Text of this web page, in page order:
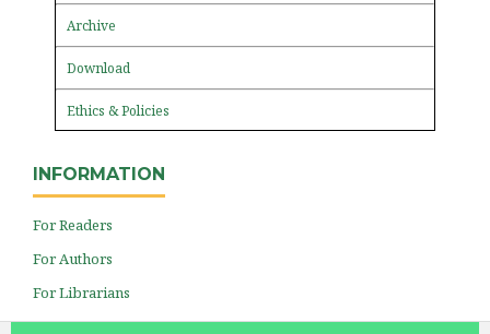
Archive
Download
Ethics & Policies
INFORMATION
For Readers
For Authors
For Librarians